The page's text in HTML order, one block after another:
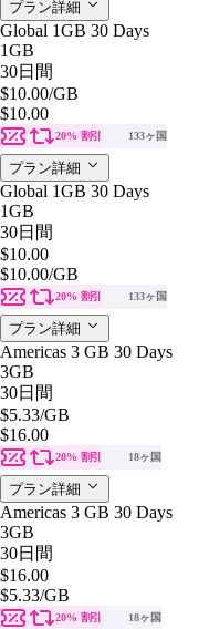
プラン詳細
Global 1GB 30 Days
1GB
30日間
$10.00/GB
$10.00
20% 割引 133ヶ国
プラン詳細
Global 1GB 30 Days
1GB
30日間
$10.00
$10.00/GB
20% 割引 133ヶ国
プラン詳細
Americas 3 GB 30 Days
3GB
30日間
$5.33/GB
$16.00
20% 割引 18ヶ国
プラン詳細
Americas 3 GB 30 Days
3GB
30日間
$16.00
$5.33/GB
20% 割引 18ヶ国